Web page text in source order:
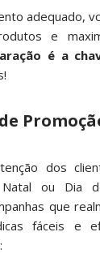
adequado,
e
é a
dos
Natal ou Dia
que
fáceis e